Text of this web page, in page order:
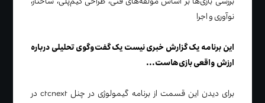
نوآوری و اجرا
این برنامه یک گزارش خبری نیست یک گفت‌وگوی تحلیلی درباره
ارزش واقعی بازی‌هاست...
برای دیدن این قسمت از برنامه گیمولوژی در چنل ctcnext در